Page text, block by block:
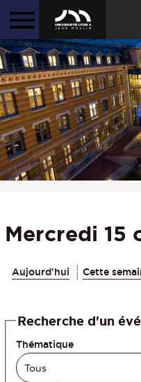
Mercredi 15
Aujourd'hui Cette
Recherche d'un
Thématique